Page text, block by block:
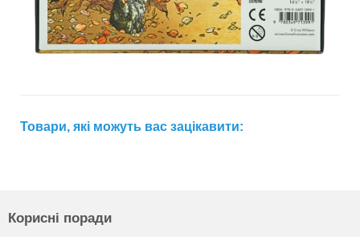
Товари, які можуть вас зацікавити:
Корисні поради